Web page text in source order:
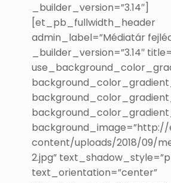
_builder_version=”3.14″]
[et_pb_fullwidth_header
admin_label=”Médiatár
_builder_version=”3.14″
content/uploads/2018/09/
2.jpg”
text_orientation=”center”